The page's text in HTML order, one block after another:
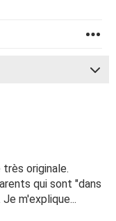
très originale.
qui sont "dans
m'explique...